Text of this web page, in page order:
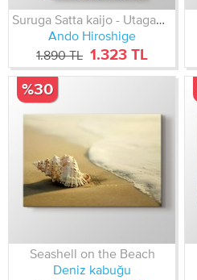
Suruga Satta kaijo - Utagawa Hiroshige
Ando Hiroshige
1.890 TL 1.323 TL
Seashell on the Beach
Deniz kabuğu
%30